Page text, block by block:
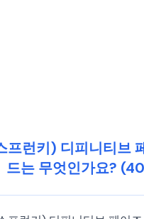
프런키) 디피니티브
드는 무엇인가요?